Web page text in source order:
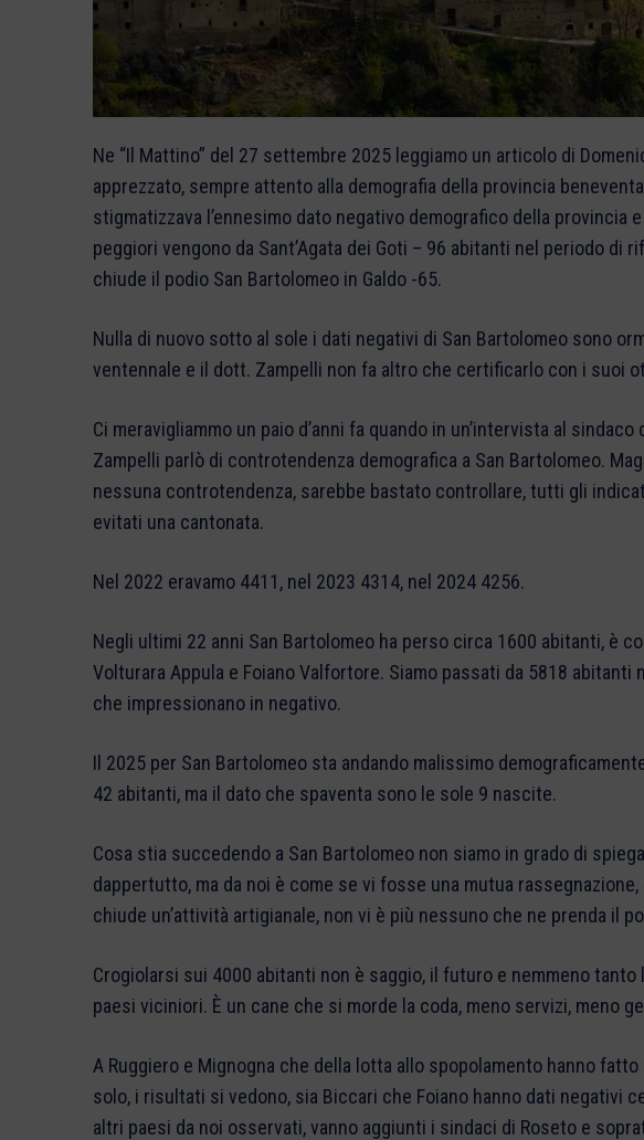
Ne “Il Mattino” del 27 settembre 2025 leggiamo un articolo di
apprezzato, sempre attento alla demografia della provincia
stigmatizzava l’ennesimo dato negativo demografico della provincia
peggiori vengono da Sant’Agata dei Goti – 96 abitanti nel periodo di
chiude il podio San Bartolomeo in Galdo -65.
Nulla di nuovo sotto al sole i dati negativi di San Bartolomeo sono
ventennale e il dott. Zampelli non fa altro che certificarlo con i suoi
Ci meravigliammo un paio d’anni fa quando in un’intervista al
Zampelli parlò di controtendenza demografica a San Bartolomeo.
nessuna controtendenza, sarebbe bastato controllare, tutti gli
evitati una cantonata.
Nel 2022 eravamo 4411, nel 2023 4314, nel 2024 4256.
Negli ultimi 22 anni San Bartolomeo ha perso circa 1600 abitanti, è
Volturara Appula e Foiano Valfortore. Siamo passati da 5818 abitanti
che impressionano in negativo.
Il 2025 per San Bartolomeo sta andando malissimo
42 abitanti, ma il dato che spaventa sono le sole 9 nascite.
Cosa stia succedendo a San Bartolomeo non siamo in grado di
dappertutto, ma da noi è come se vi fosse una mutua
chiude un’attività artigianale, non vi è più nessuno che ne prenda il
Crogiolarsi sui 4000 abitanti non è saggio, il futuro e nemmeno
paesi viciniori. È un cane che si morde la coda, meno servizi, meno
A Ruggiero e Mignogna che della lotta allo spopolamento hanno
solo, i risultati si vedono, sia Biccari che Foiano hanno dati negativi
altri paesi da noi osservati, vanno aggiunti i sindaci di Roseto e